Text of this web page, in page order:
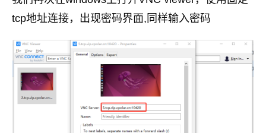
tcp地址连接，出现密码界面,同样输入密码